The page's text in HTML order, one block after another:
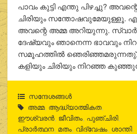
പാവം കുട്ടി എന്തു പിഴച്ചു?
ചിരിയും സന്തോഷവുമേയുള്ളൂ.
അവന്റെ അമ്മ അറിയുന്നു.
ദേഷ്യവും ഞാനെന്ന ഭാവവും
സമൂഹത്തില്‍ ഞെരിഞ്ഞമരുന്നതു്,
കളിയും ചിരിയും നിറഞ്ഞ
സന്ദേശങ്ങൾ
അമ്മ, ആദ്ധ്യാത്മികത,
ഈശ്വരന്‍, ജീവിതം, പുഞ്ചിരി,
പ്രാര്‍ത്ഥന, മതം, വിദ്വേഷം, ശാന്തി,